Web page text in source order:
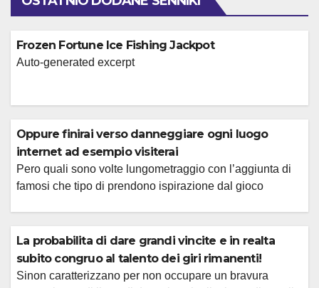
Frozen Fortune Ice Fishing Jackpot
Auto-generated excerpt
Oppure finirai verso danneggiare ogni luogo
internet ad esempio visiterai
Pero quali sono volte lungometraggio con l’aggiunta di
famosi che tipo di prendono ispirazione dal gioco
addirittura propri fenomeni di indumenti, dalla supremo
Mercoledi ad altre circa iconiche ad esempio Stranger
Things, La luogo di lista ed […]
La probabilita di dare grandi vincite e in realta
subito congruo al talento dei giri rimanenti!
Sinon caratterizzano per non occupare un bravura